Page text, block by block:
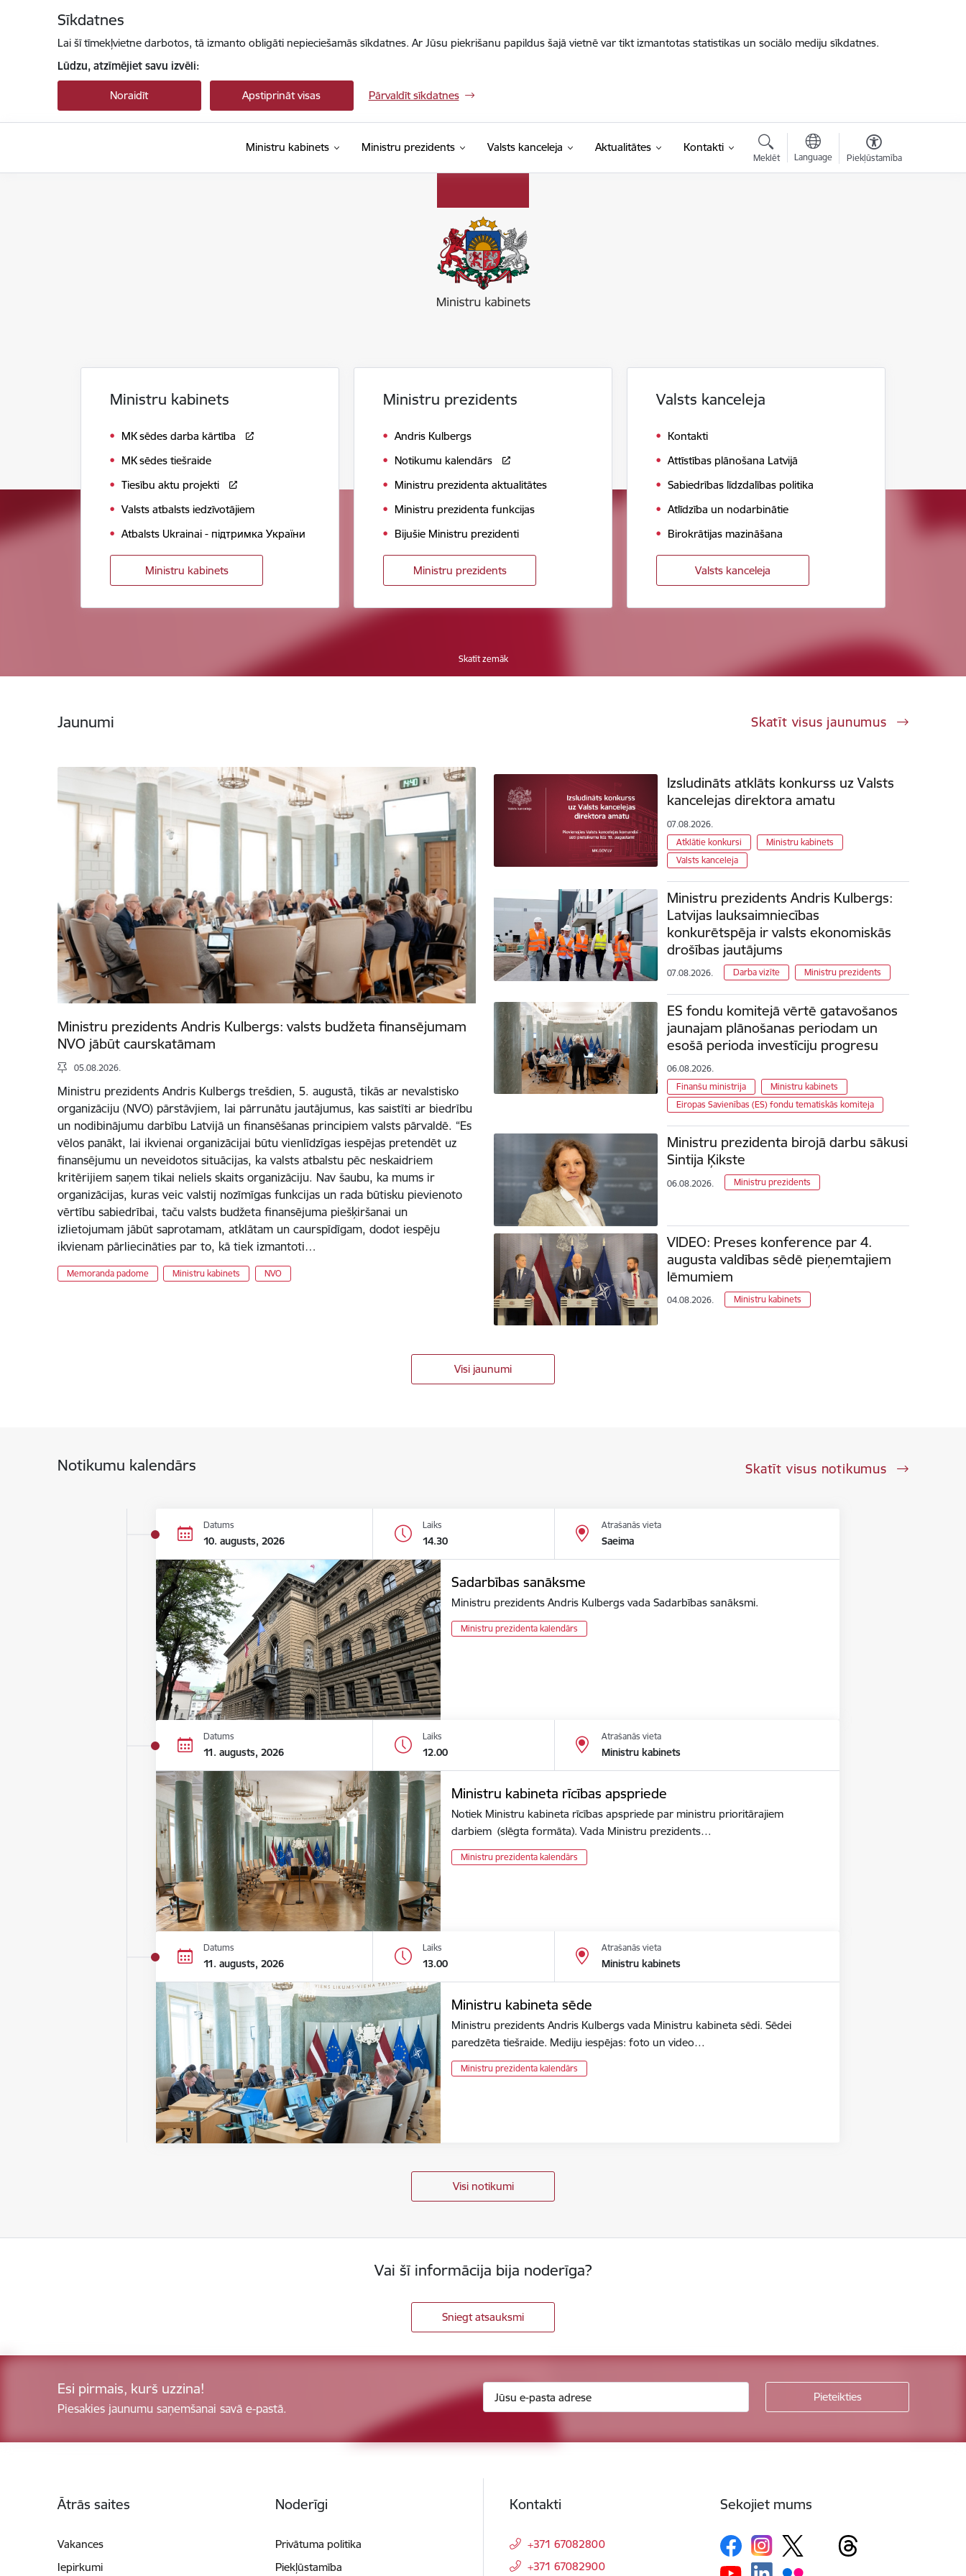
Sīkdatnes
Lai šī tīmekļvietne darbotos, tā izmanto obligāti nepieciešamās sīkdatnes. Ar Jūsu piekrišanu papildus šajā vietnē var tikt izmantotas statistikas un sociālo mediju sīkdatnes.
Lūdzu, atzīmējiet savu izvēli:
Noraidīt Apstiprināt visas Pārvaldīt sīkdatnes
Ministru kabinets Ministru prezidents Valsts kanceleja Aktualitātes Kontakti
Meklēt Language Piekļūstamība
Ministru kabinets
MK sēdes darba kārtība
MK sēdes tiešraide
Tiesību aktu projekti
Valsts atbalsts iedzīvotājiem
Atbalsts Ukrainai - підтримка України
Ministru kabinets
Ministru prezidents
Andris Kulbergs
Notikumu kalendārs
Ministru prezidenta aktualitātes
Ministru prezidenta funkcijas
Bijušie Ministru prezidenti
Ministru prezidents
Valsts kanceleja
Kontakti
Attīstības plānošana Latvijā
Sabiedrības līdzdalības politika
Atlīdzība un nodarbinātie
Birokrātijas mazināšana
Valsts kanceleja
Skatīt zemāk
Jaunumi Skatīt visus jaunumus
Ministru prezidents Andris Kulbergs: valsts budžeta finansējumam
NVO jābūt caurskatāmam
05.08.2026.
Ministru prezidents Andris Kulbergs trešdien, 5. augustā, tikās ar nevalstisko
organizāciju (NVO) pārstāvjiem, lai pārrunātu jautājumus, kas saistīti ar biedrību
un nodibinājumu darbību Latvijā un finansēšanas principiem valsts pārvaldē. “Es
vēlos panākt, lai ikvienai organizācijai būtu vienlīdzīgas iespējas pretendēt uz
finansējumu un neveidotos situācijas, ka valsts atbalstu pēc neskaidriem
kritērijiem saņem tikai neliels skaits organizāciju. Nav šaubu, ka mums ir
organizācijas, kuras veic valstij nozīmīgas funkcijas un rada būtisku pievienoto
vērtību sabiedrībai, taču valsts budžeta finansējuma piešķiršanai un
izlietojumam jābūt saprotamam, atklātam un caurspīdīgam, dodot iespēju
ikvienam pārliecināties par to, kā tiek izmantoti…
Memoranda padome Ministru kabinets NVO
Izsludināts atklāts konkurss uz Valsts
kancelejas direktora amatu
07.08.2026.
Atklātie konkursi
Ministru kabinets
Valsts kanceleja
Ministru prezidents Andris Kulbergs:
Latvijas lauksaimniecības
konkurētspēja ir valsts ekonomiskās
drošības jautājums
07.08.2026. Darba vizīte Ministru prezidents
ES fondu komitejā vērtē gatavošanos
jaunajam plānošanas periodam un
esošā perioda investīciju progresu
06.08.2026.
Finanšu ministrija
Ministru kabinets
Eiropas Savienības (ES) fondu tematiskās komiteja
Ministru prezidenta birojā darbu sākusi
Sintija Ķikste
06.08.2026. Ministru prezidents
VIDEO: Preses konference par 4.
augusta valdības sēdē pieņemtajiem
lēmumiem
04.08.2026. Ministru kabinets
Visi jaunumi
Notikumu kalendārs Skatīt visus notikumus
Datums
10. augusts, 2026
Laiks
14.30
Atrašanās vieta
Saeima
Sadarbības sanāksme
Ministru prezidents Andris Kulbergs vada Sadarbības sanāksmi.
Ministru prezidenta kalendārs
Datums
11. augusts, 2026
Laiks
12.00
Atrašanās vieta
Ministru kabinets
Ministru kabineta rīcības apspriede
Notiek Ministru kabineta rīcības apspriede par ministru prioritārajiem
darbiem (slēgta formāta). Vada Ministru prezidents…
Ministru prezidenta kalendārs
Datums
11. augusts, 2026
Laiks
13.00
Atrašanās vieta
Ministru kabinets
Ministru kabineta sēde
Ministru prezidents Andris Kulbergs vada Ministru kabineta sēdi. Sēdei
paredzēta tiešraide. Mediju iespējas: foto un video…
Ministru prezidenta kalendārs
Visi notikumi
Vai šī informācija bija noderīga?
Sniegt atsauksmi
Esi pirmais, kurš uzzina!
Piesakies jaunumu saņemšanai savā e-pastā.
Ātrās saites
Vakances
Iepirkumi
Noderīgi
Privātuma politika
Piekļūstamība
Kontakti
+371 67082800
+371 67082900
Sekojiet mums